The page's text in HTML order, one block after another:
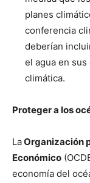
planes
conferencia
deberían
el agua en
climática.
Proteger a los
LaOrganización
Económico
economía del